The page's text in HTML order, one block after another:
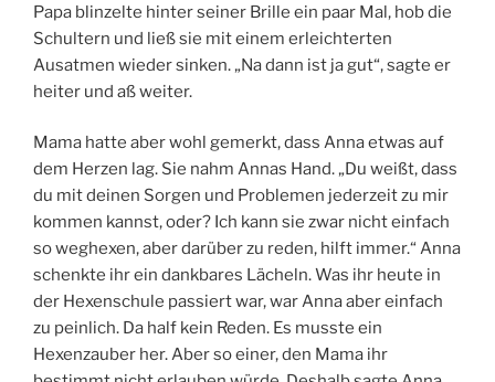
Papa blinzelte hinter seiner Brille ein paar Mal, hob die
Schultern und ließ sie mit einem erleichterten
Ausatmen wieder sinken. „Na dann ist ja gut“, sagte er
heiter und aß weiter.
Mama hatte aber wohl gemerkt, dass Anna etwas auf
dem Herzen lag. Sie nahm Annas Hand. „Du weißt, dass
du mit deinen Sorgen und Problemen jederzeit zu mir
kommen kannst, oder? Ich kann sie zwar nicht einfach
so weghexen, aber darüber zu reden, hilft immer.“ Anna
schenkte ihr ein dankbares Lächeln. Was ihr heute in
der Hexenschule passiert war, war Anna aber einfach
zu peinlich. Da half kein Reden. Es musste ein
Hexenzauber her. Aber so einer, den Mama ihr